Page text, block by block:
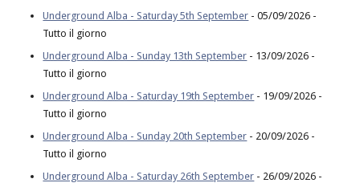
Underground Alba - Saturday 5th September - 05/09/2026 -
Tutto il giorno
Underground Alba - Sunday 13th September - 13/09/2026 -
Tutto il giorno
Underground Alba - Saturday 19th September - 19/09/2026 -
Tutto il giorno
Underground Alba - Sunday 20th September - 20/09/2026 -
Tutto il giorno
Underground Alba - Saturday 26th September - 26/09/2026 -